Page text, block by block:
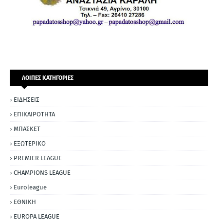
ΛΟΙΠΕΣ ΚΑΤΗΓΟΡΙΕΣ
ΕΙΔΗΣΕΙΣ
ΕΠΙΚΑΙΡΟΤΗΤΑ
ΜΠΑΣΚΕΤ
ΕΞΩΤΕΡΙΚΟ
PREMIER LEAGUE
CHAMPIONS LEAGUE
Euroleague
ΕΘΝΙΚΗ
EUROPA LEAGUE